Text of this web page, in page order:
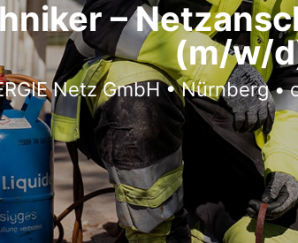
–
(m/w/
Netz GmbH • Nürnberg •